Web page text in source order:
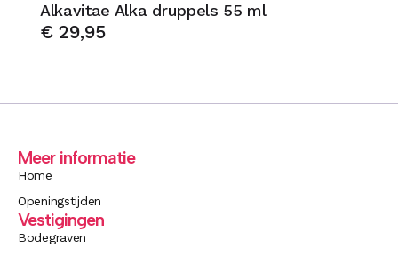
Alkavitae Alka druppels 55 ml
€29,95
Meer informatie
Home
Openingstijden
Vestigingen
Bodegraven